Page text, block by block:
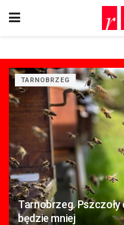
TARNOBRZEG
Tarnobrzeg. Pszczoły
będzie mniej